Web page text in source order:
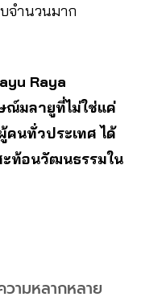
จำนวนมาก
Raya
ณ์มลายูที่ไม่ใช่แค่
นทั่วประเทศ ได้
ะท้อนวัฒนธรรมใน
วามหลากหลาย